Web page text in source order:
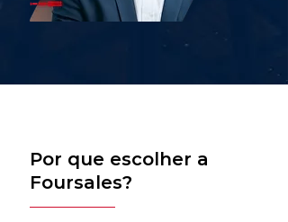
Por que escolher a
Foursales?